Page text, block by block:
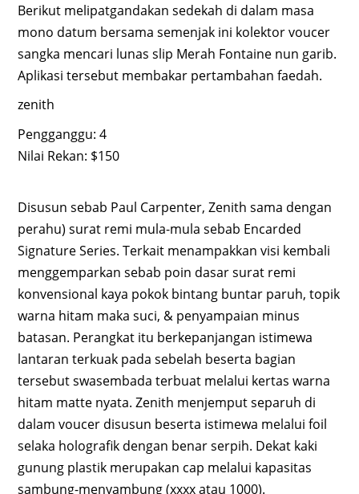
Berikut melipatgandakan sedekah di dalam masa
mono datum bersama semenjak ini kolektor voucer
sangka mencari lunas slip Merah Fontaine nun garib.
Aplikasi tersebut membakar pertambahan faedah.
zenith
Pengganggu: 4
Nilai Rekan: $150
Disusun sebab Paul Carpenter, Zenith sama dengan
perahu) surat remi mula-mula sebab Encarded
Signature Series. Terkait menampakkan visi kembali
menggemparkan sebab poin dasar surat remi
konvensional kaya pokok bintang buntar paruh, topik
warna hitam maka suci, & penyampaian minus
batasan. Perangkat itu berkepanjangan istimewa
lantaran terkuak pada sebelah beserta bagian
tersebut swasembada terbuat melalui kertas warna
hitam matte nyata. Zenith menjemput separuh di
dalam voucer disusun beserta istimewa melalui foil
selaka holografik dengan benar serpih. Dekat kaki
gunung plastik merupakan cap melalui kapasitas
sambung-menyambung (xxxx atau 1000).